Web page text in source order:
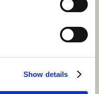
Show details
gestion